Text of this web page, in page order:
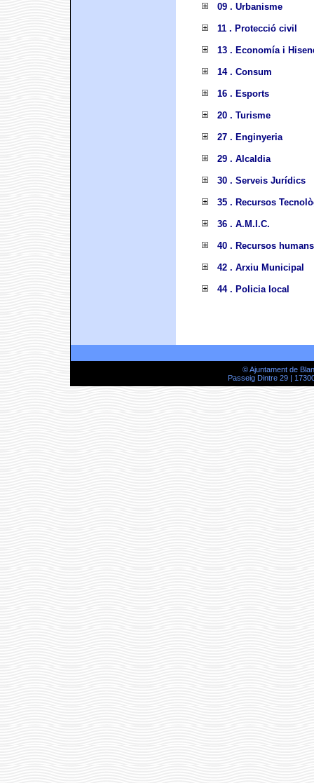
09 . Urbanisme
11 . Protecció civil
13 . Economía i
14 . Consum
16 . Esports
20 . Turisme
27 . Enginyeria
29 . Alcaldia
30 . Serveis Jurídics
35 . Recursos
36 . A.M.I.C.
40 . Recursos humans
42 . Arxiu Municipal
44 . Policia local
© Ajuntament de
Passeig Dintre 29 |